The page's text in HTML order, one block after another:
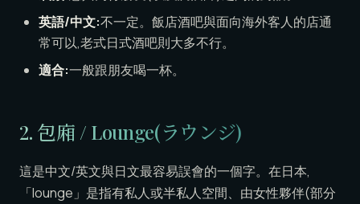
英語/中文:不一定。飯店酒吧與面向海外客人的店通
常可以,老式日式酒吧則大多不行。
適合:一般跟朋友喝一杯。
2. 包廂 / Lounge(ラウンジ)
這是中文/英文與日文最容易誤會的一個字。在日本,
「lounge」是指有私人或半私人空間、由女性夥伴(部分